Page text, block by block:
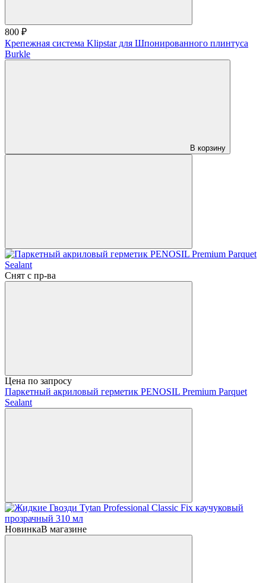
800 ₽
Крепежная система Klipstar для Шпонированного плинтуса
Burkle
В корзину
Снят с пр-ва
Цена по запросу
Паркетный акриловый герметик PENOSIL Premium Parquet
Sealant
НовинкаВ магазине